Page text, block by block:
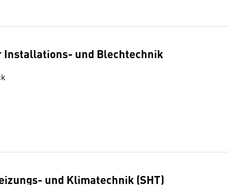
und Blechtechnik
und Klimatechnik (SHT)